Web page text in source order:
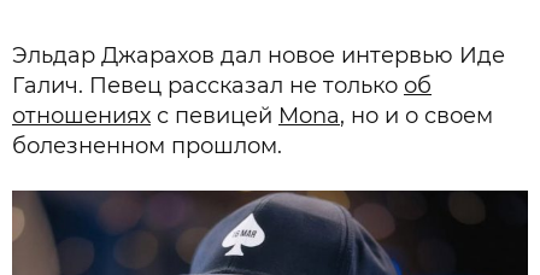
Эльдар Джарахов дал новое интервью Иде
Галич. Певец рассказал не только об
отношениях с певицей Mona, но и о своем
болезненном прошлом.